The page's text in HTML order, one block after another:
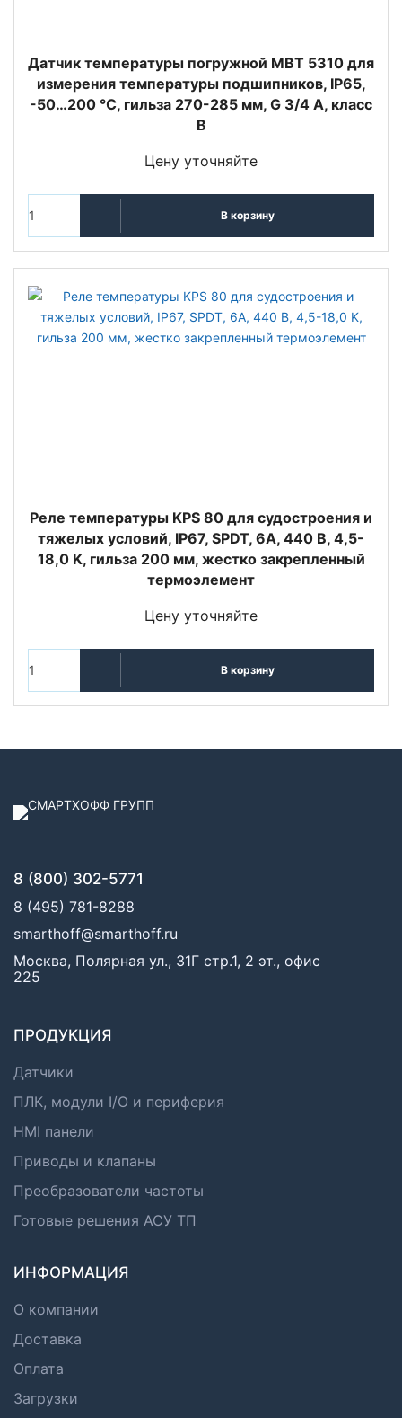
Датчик температуры погружной MBT 5310 для
измерения температуры подшипников, IP65,
-50…200 °C, гильза 270-285 мм, G 3/4 А, класс
B
Цену уточняйте
В корзину
Реле температуры KPS 80 для судостроения и
тяжелых условий, IP67, SPDT, 6А, 440 В, 4,5-
18,0 K, гильза 200 мм, жестко закрепленный
термоэлемент
Цену уточняйте
В корзину
8 (800) 302-5771
8 (495) 781-8288
smarthoff@smarthoff.ru
Москва, Полярная ул., 31Г стр.1, 2 эт., офис
225
ПРОДУКЦИЯ
Датчики
ПЛК, модули I/O и периферия
HMI панели
Приводы и клапаны
Преобразователи частоты
Готовые решения АСУ ТП
ИНФОРМАЦИЯ
О компании
Доставка
Оплата
Загрузки